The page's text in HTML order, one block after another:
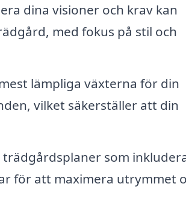
dina visioner och krav kan
med fokus på stil och
lämpliga växterna för din
vilket säkerställer att din
som
för att maximera utrymmet